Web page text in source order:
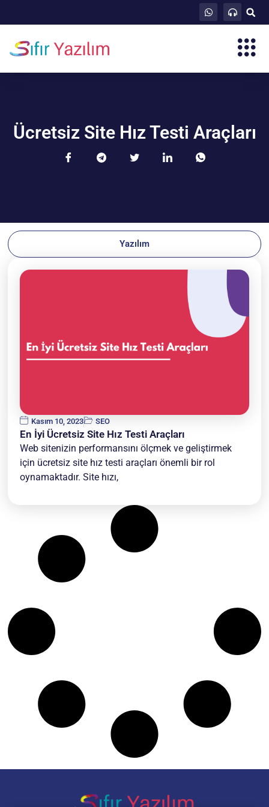
Ücretsiz Site Hız Testi Araçları
Yazılım
Kasım 10, 2023 SEO
En İyi Ücretsiz Site Hız Testi Araçları
Web sitenizin performansını ölçmek ve geliştirmek
için ücretsiz site hız testi araçları önemli bir rol
oynamaktadır. Site hızı,